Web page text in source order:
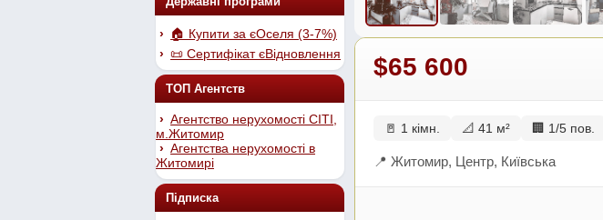
🏠 Купити за єОселя (3-7%)
📜 Сертифікат єВідновлення
ТОП Агентств
Агентство нерухомості СІТІ,
м.Житомир
Агентства нерухомості в
Житомирі
Підписка
$65 600
🚪 1 кімн. 📐 41 м² 🏢 1/5 пов.
📍 Житомир, Центр, Київська